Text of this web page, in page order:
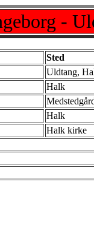
-
Sted
Uldtang,
Halk
Halk
Halk kirke